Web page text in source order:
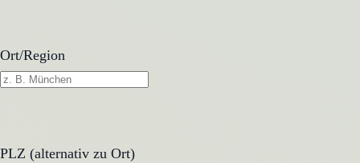
Ort/Region
PLZ (alternativ zu Ort)